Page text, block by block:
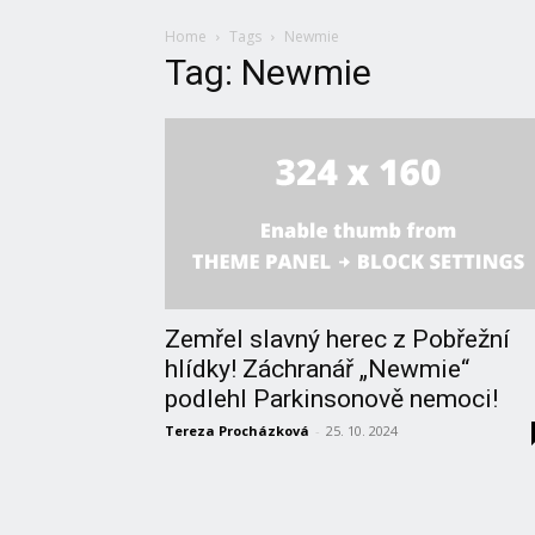
Home Tags Newmie
Tag: Newmie
Zemřel slavný herec z Pobřežní
hlídky! Záchranář „Newmie“
podlehl Parkinsonově nemoci!
Tereza Procházková - 25. 10. 2024